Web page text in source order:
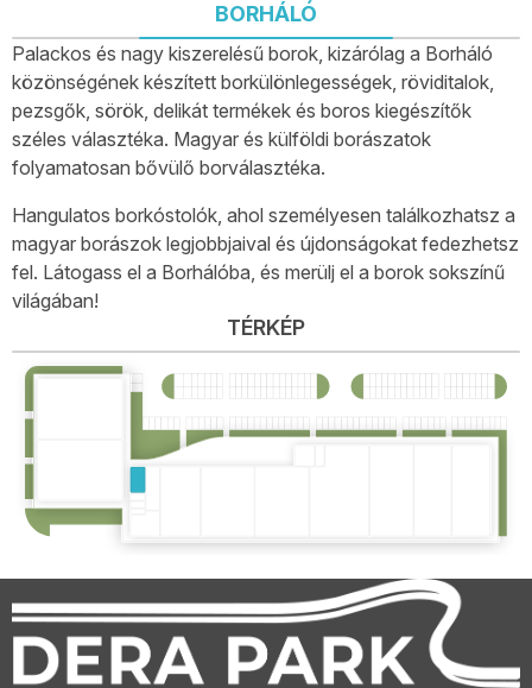
BORHÁLÓ
Palackos és nagy kiszerelésű borok, kizárólag a Borháló
közönségének készített borkülönlegességek, röviditalok,
pezsgők, sörök, delikát termékek és boros kiegészítők
széles választéka. Magyar és külföldi borászatok
folyamatosan bővülő borválasztéka.
Hangulatos borkóstolók, ahol személyesen találkozhatsz a
magyar borászok legjobbjaival és újdonságokat fedezhetsz
fel. Látogass el a Borhálóba, és merülj el a borok sokszínű
világában!
TÉRKÉP